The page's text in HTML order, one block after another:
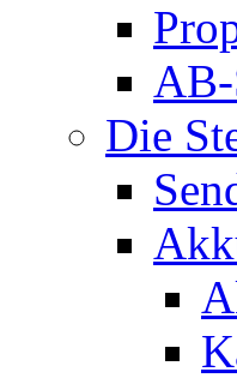
AB-
Die